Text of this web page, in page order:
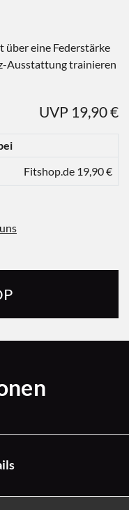
über eine Federstärke
Ausstattung trainieren
UVP 19,90 €
Fitshop.de 19,90 €